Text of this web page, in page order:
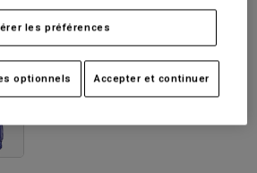
:
les préférences
optionnels Accepter et continuer